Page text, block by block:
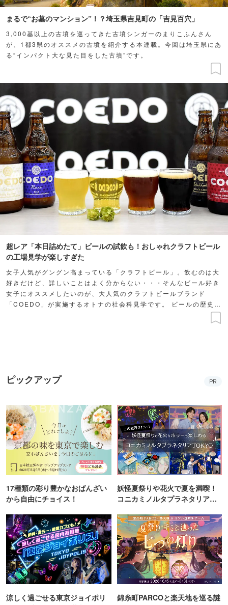
まるで“お墓のマンション”！？埼玉県吉見町の「吉見百穴」
3,000基以上の古墳を巡ってきた古墳シンガーのまりこふんさん
が、1都3県のオススメの古墳を紹介する本連載。今回は埼玉県にあ
る“インパクト大な見た目をした古墳”です。
超レア「本日詰めたて」ビールの試飲も！おしゃれクラフトビール
の工場見学が楽しすぎた
女子人気がグングン高まっている「クラフトビール」。飲むのは大
好きだけど、詳しいことはよく分からない・・・そんなビール好き
女子にオススメしたいのが、大人気のクラフトビールブランド
「COEDO」が実施するオトナの社会科見学です。 ビールの歴史や
製造過程などを知ることができる上に、試飲までできるお得な工場
ピックアップ PR
17種類の彩り豊かなおばんざい
から自由にチョイス！
妖怪夏祭りや花火で夏を満喫！
コニカミノルタプラネタリア
涼しく過ごせる東京ジョイポリ
錦糸町PARCOと楽天地を巡る謎